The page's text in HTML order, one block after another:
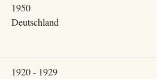
1950
Deutschland
1920 - 1929